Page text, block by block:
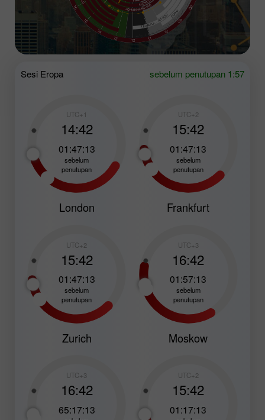
Sesi Eropa sebelum penutupan 1:57
UTC+1
14:42
01:47:11
sebelum
penutupan
London
UTC+2
15:42
01:47:11
sebelum
penutupan
Frankfurt
UTC+2
15:42
01:47:11
sebelum
penutupan
Zurich
UTC+3
16:42
01:57:11
sebelum
penutupan
Moskow
UTC+3
16:42
65:17:11
UTC+2
15:42
01:17:11